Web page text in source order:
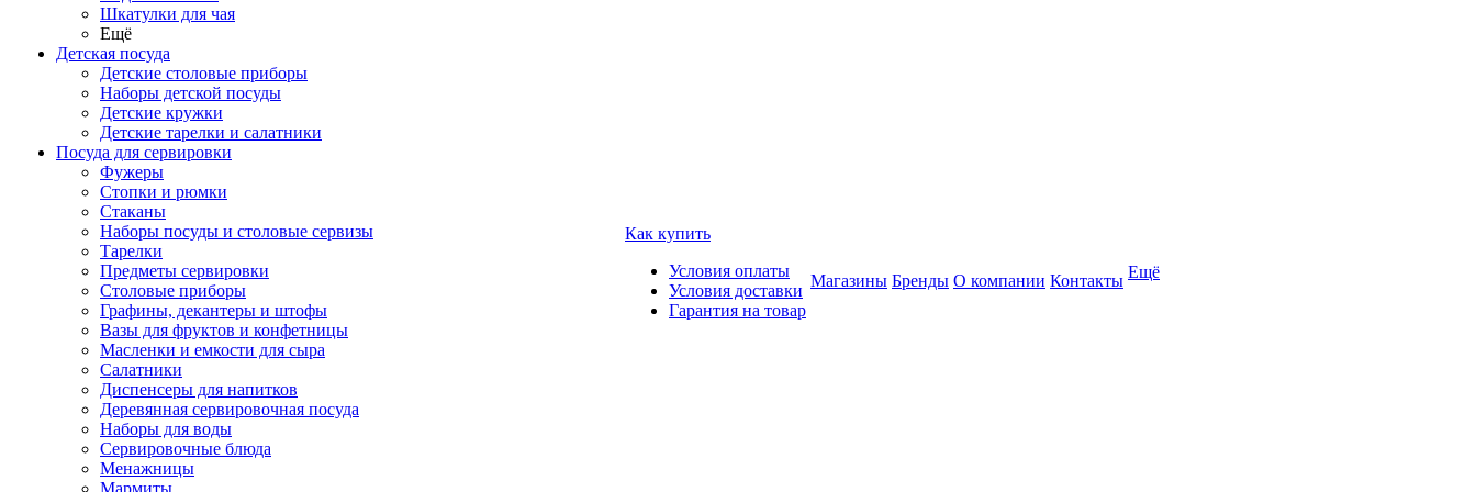
Шкатулки для чая
Ещё
Детская посуда
Детские столовые приборы
Наборы детской посуды
Детские кружки
Детские тарелки и салатники
Посуда для сервировки
Фужеры
Стопки и рюмки
Стаканы
Наборы посуды и столовые сервизы
Тарелки
Предметы сервировки
Столовые приборы
Графины, декантеры и штофы
Вазы для фруктов и конфетницы
Масленки и емкости для сыра
Салатники
Диспенсеры для напитков
Деревянная сервировочная посуда
Наборы для воды
Сервировочные блюда
Менажницы
Мармиты
Как купить
Условия оплаты
Условия доставки
Гарантия на товар
Магазины Бренды О компании Контакты Ещё